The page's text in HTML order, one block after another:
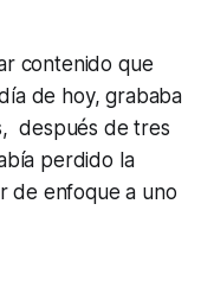
contenido que
de hoy, grababa
después de tres
perdido la
de enfoque a uno